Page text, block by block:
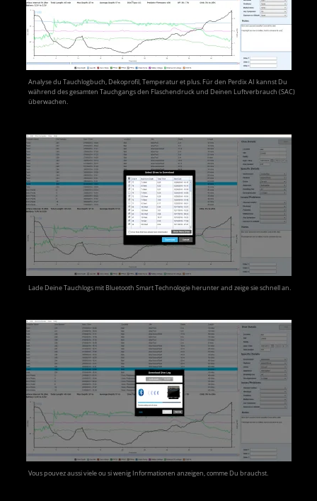
Analyse du Tauchlogbuch, Dekoprofil, Temperatur et plus. Für den Perdix AI kannst Du
während des gesamten Tauchgangs den Flaschendruck und Deinen Luftverbrauch (SAC)
überwachen.
Lade Deine Tauchlogs mit Bluetooth Smart Technologie herunter and zeige sie schnell an.
Vous pouvez aussi viele ou si wenig Informationen anzeigen, comme Du brauchst.